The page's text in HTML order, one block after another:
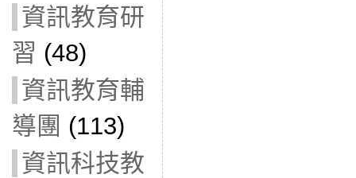
資訊教育研
習 (48)
資訊教育輔
導團 (113)
資訊科技教